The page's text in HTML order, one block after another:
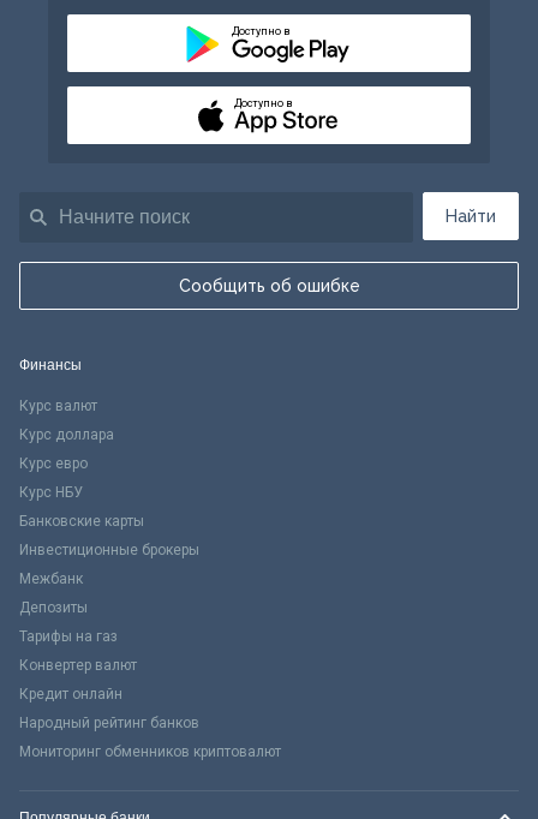
Найти
Сообщить об ошибке
Доступно в
Доступно в
Финансы
Курс валют
Курс доллара
Курс евро
Курс НБУ
Банковские карты
Инвестиционные брокеры
Межбанк
Депозиты
Тарифы на газ
Конвертер валют
Кредит онлайн
Народный рейтинг банков
Мониторинг обменников криптовалют